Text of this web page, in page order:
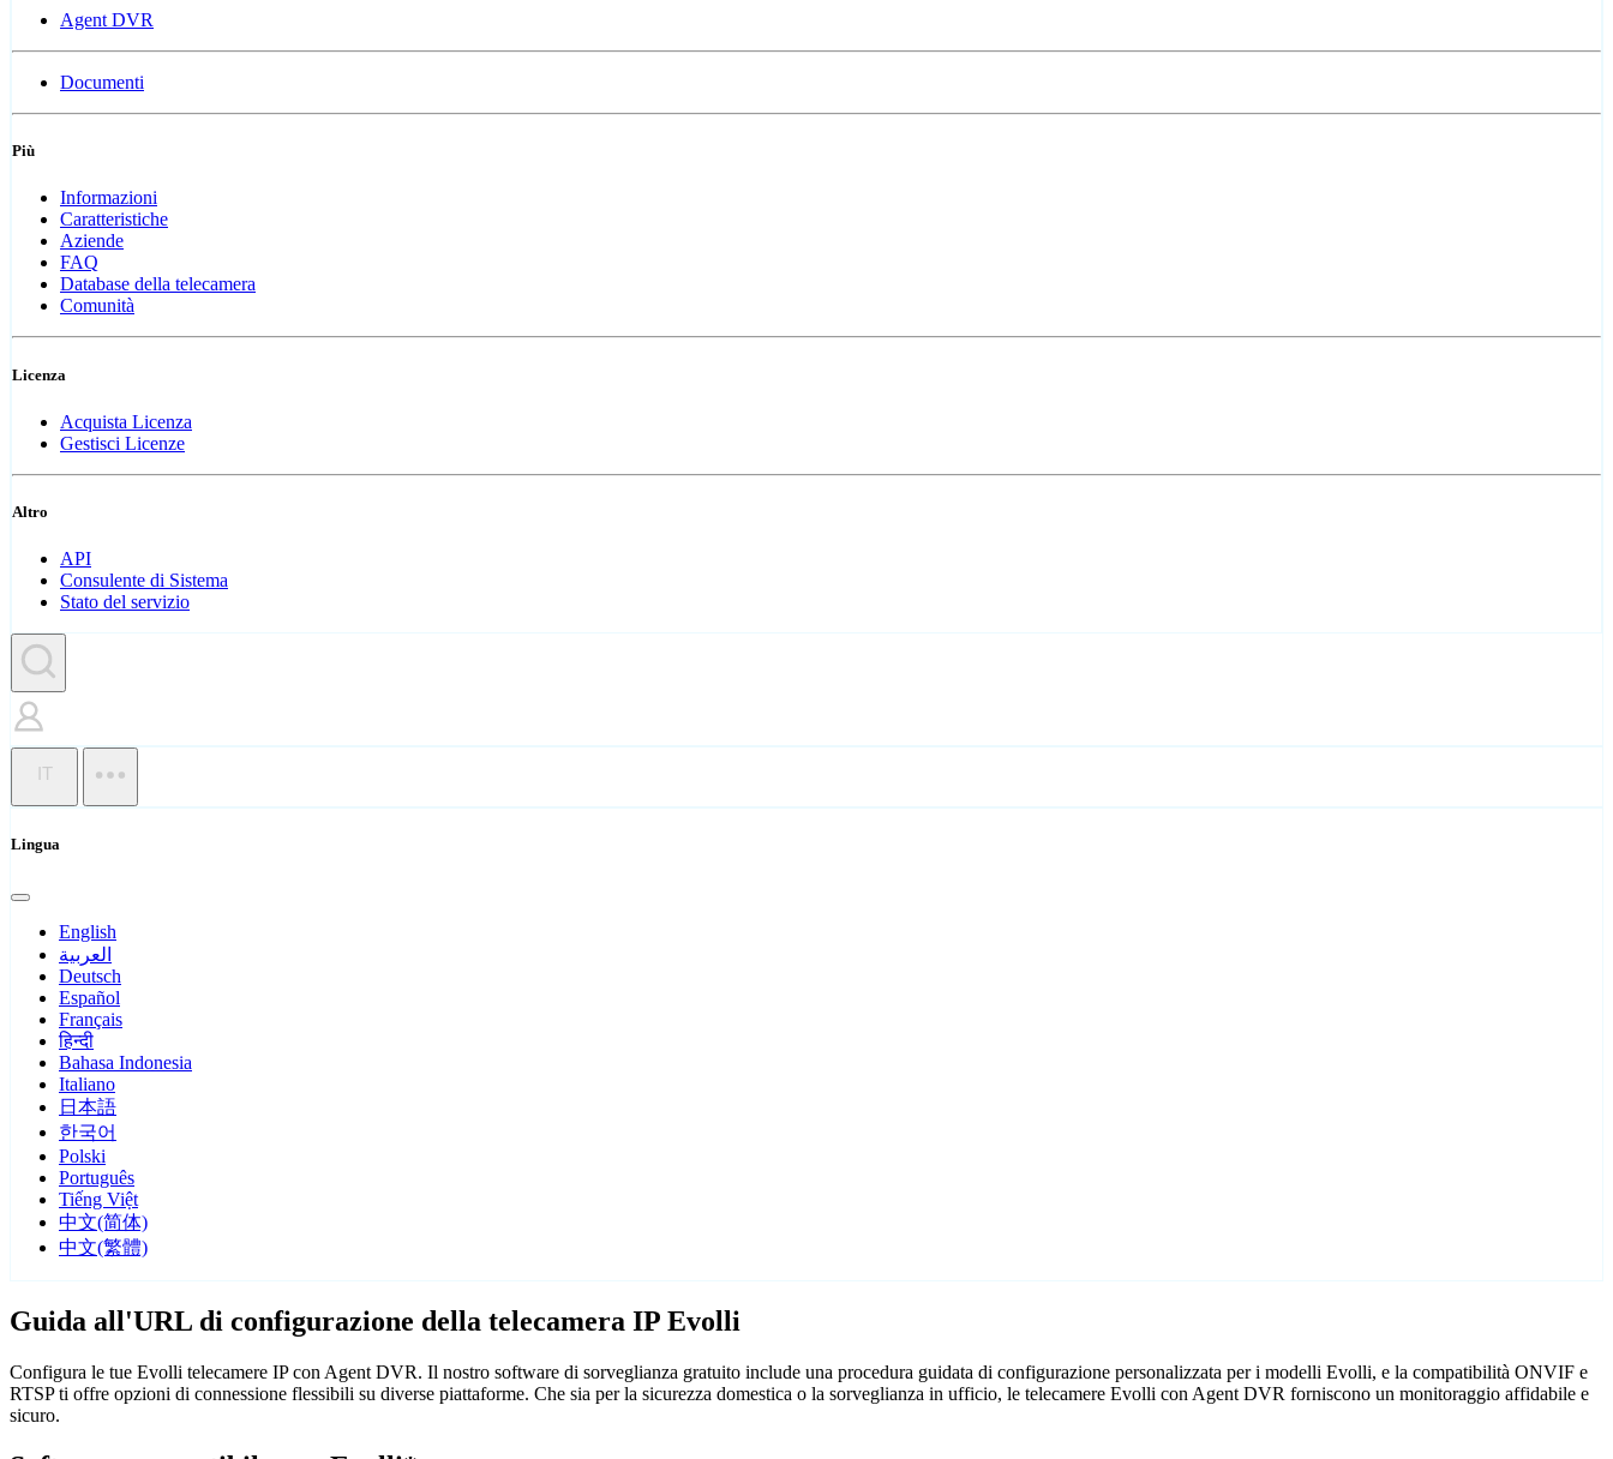
Agent DVR
Documenti
Più
Informazioni
Caratteristiche
Aziende
FAQ
Database della telecamera
Comunità
Licenza
Acquista Licenza
Gestisci Licenze
Altro
API
Consulente di Sistema
Stato del servizio
IT
Lingua
English
العربية
Deutsch
Español
Français
हिन्दी
Bahasa Indonesia
Italiano
日本語
한국어
Polski
Português
Tiếng Việt
中文(简体)
中文(繁體)
Guida all'URL di configurazione della telecamera IP Evolli
Configura le tue Evolli telecamere IP con Agent DVR. Il nostro software di sorveglianza gratuito include una procedura guidata di configurazione personalizzata per i modelli Evolli, e la compatibilità ONVIF e
RTSP ti offre opzioni di connessione flessibili su diverse piattaforme. Che sia per la sicurezza domestica o la sorveglianza in ufficio, le telecamere Evolli con Agent DVR forniscono un monitoraggio affidabile e
sicuro.